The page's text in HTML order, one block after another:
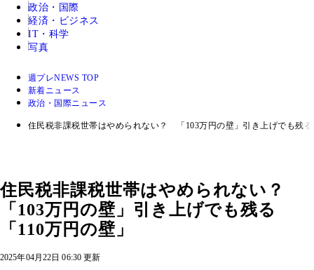
政治・国際
経済・ビジネス
IT・科学
写真
週プレNEWS TOP
新着ニュース
政治・国際ニュース
住民税非課税世帯はやめられない？ 「103万円の壁」引き上げでも残る
住民税非課税世帯はやめられない？
「103万円の壁」引き上げでも残る
「110万円の壁」
2025年04月22日 06:30 更新